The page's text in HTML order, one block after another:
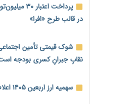
سایپا و پارس‌خودرو
بنگاه‌داری بانک‌ها؛ مانع
نماینده مجلس: توسعه
اساسی تبدیل شود
پرداخت
در قالب طرح «افرا»
شوک قیمتی تأمین اجتماعی
نقابِ جبرانِ کسری بودجه
سهمیه ارز اربعین ۱۴۰۵ اعلام شد؛ ۲۰۰ هزار دینار برای هر زائر